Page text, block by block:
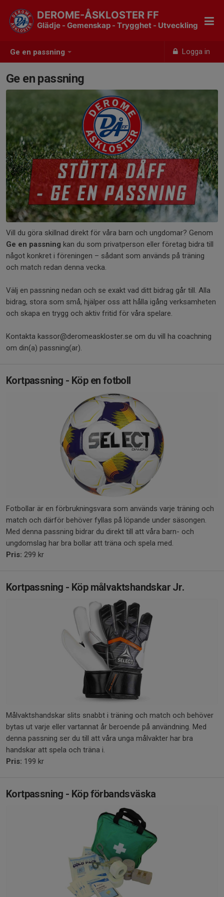
Ge en passning Logga in
DEROME-ÅSKLOSTER FF
Glädje - Gemenskap - Trygghet - Utveckling
Ge en passning
Vill du göra skillnad direkt för våra barn och ungdomar? Genom
Ge en passning kan du som privatperson eller företag bidra till
något konkret i föreningen – sådant som används på träning
och match redan denna vecka.
Välj en passning nedan och se exakt vad ditt bidrag går till. Alla
bidrag, stora som små, hjälper oss att hålla igång verksamheten
och skapa en trygg och aktiv fritid för våra spelare.
Kontakta kassor@deromeaskloster.se om du vill ha coachning
om din(a) passning(ar).
Kortpassning - Köp en fotboll
Fotbollar är en förbrukningsvara som används varje träning och
match och därför behöver fyllas på löpande under säsongen.
Med denna passning bidrar du direkt till att våra barn- och
ungdomslag har bra bollar att träna och spela med.
Pris: 299 kr
Kortpassning - Köp målvaktshandskar Jr.
Målvaktshandskar slits snabbt i träning och match och behöver
bytas ut varje eller vartannat år beroende på användning. Med
denna passning ser du till att våra unga målvakter har bra
handskar att spela och träna i.
Pris: 199 kr
Kortpassning - Köp förbandsväska